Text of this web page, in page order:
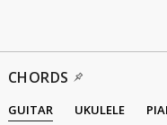
CHORDS
GUITAR UKULELE